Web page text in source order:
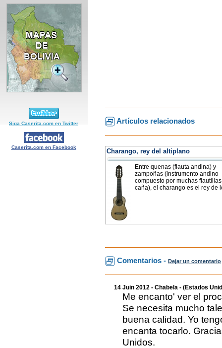
Siga Caserita.com en Twitter
Caserita.com en Facebook
Artículos relacionados
Charango, rey del altiplano
Entre quenas (flauta andina) y
zampoñas (instrumento andino
compuesto por muchas
caña), el charango es el rey de
Comentarios - Dejar un comentario
14 Juin 2012 - Chabela - (Estados
Me encanto' ver el
Se necesita mucho
buena calidad. Yo
encanta tocarlo.
Unidos.